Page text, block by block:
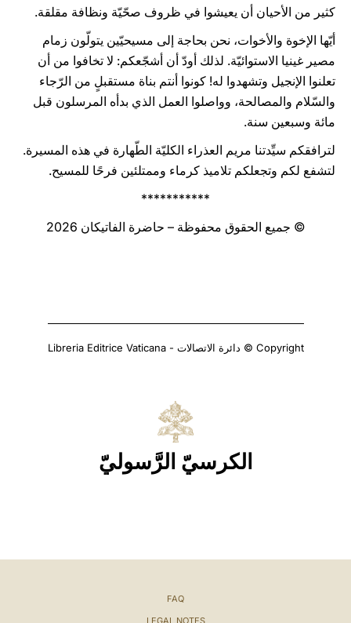
كثير من الأحيان أن يعيشوا في ظروف صحّيّة ونظافة مقلقة.
أيّها الإخوة والأخوات، نحن بحاجة إلى مسيحيّين يتولّون زمام
مصير غينيا الاستوائيّة. لذلك أودّ أن أشجّعكم: لا تخافوا من أن
تعلنوا الإنجيل وتشهدوا له! كونوا أنتم بناة مستقبلٍ من الرّجاء
والسّلام والمصالحة، وواصلوا العمل الذي بدأه المرسلون قبل
مائة وسبعين سنة.
لترافقكم سيِّدتنا مريم العذراء الكليّة الطّهارة في هذه المسيرة.
لتشفع لكم وتجعلكم تلاميذ كرماء وممتلئين فرحًا للمسيح.
***********
© جميع الحقوق محفوظة – حاضرة الفاتيكان 2026
Copyright © دائرة الاتصالات - Libreria Editrice Vaticana
الكرسيّ الرَّسوليّ
FAQ
LEGAL NOTES